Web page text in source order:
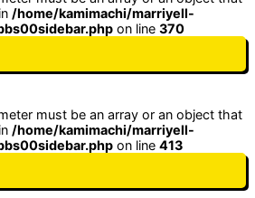
/home/kamimachi/marriyell-
on line 370
must be an array or an object that
/home/kamimachi/marriyell-
on line 413